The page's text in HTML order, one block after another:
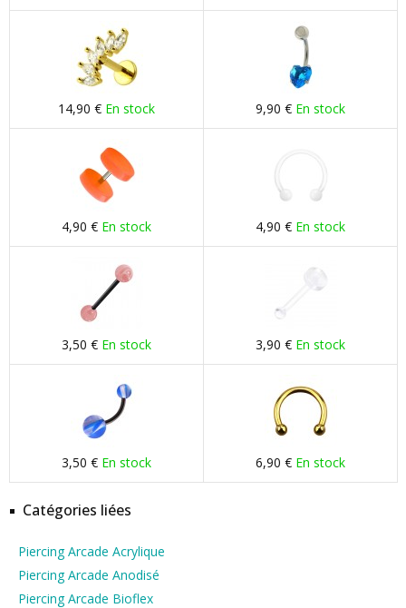
14,90 € En stock 9,90 € En stock
4,90 € En stock 4,90 € En stock
3,50 € En stock 3,90 € En stock
3,50 € En stock 6,90 € En stock
Catégories liées
Piercing Arcade Acrylique
Piercing Arcade Anodisé
Piercing Arcade Bioflex